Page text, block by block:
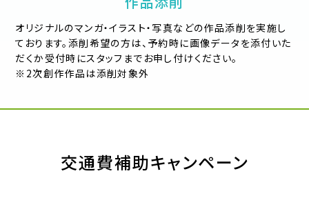
オリジナルのマンガ・イラスト・写真などの作品添削を実施し
ております。添削希望の⽅は、予約時に画像データを添付いた
だくか受付時にスタッフまでお申し付けください。
※2次創作作品は添削対象外
交通費補助キャンペーン